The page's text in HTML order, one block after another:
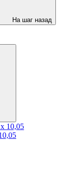
На шаг назад